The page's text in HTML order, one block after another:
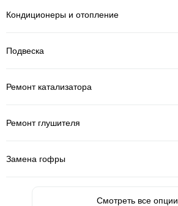
Кондиционеры и отопление
Подвеска
Ремонт катализатора
Ремонт глушителя
Замена гофры
Смотреть все опции